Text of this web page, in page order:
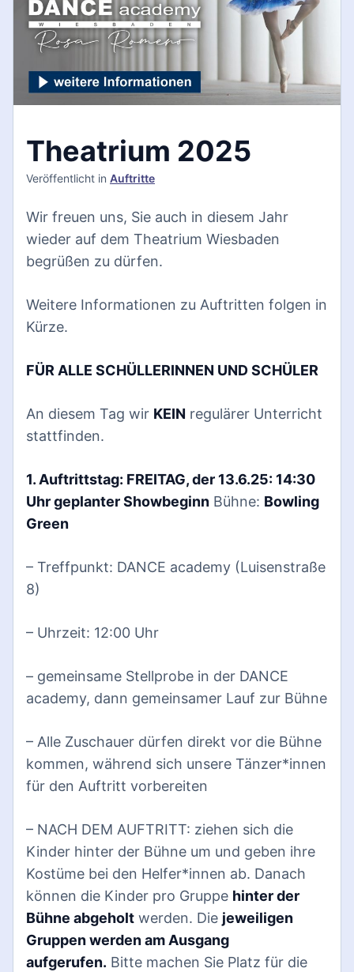
Theatrium 2025
Veröffentlicht in Auftritte
Wir freuen uns, Sie auch in diesem Jahr
wieder auf dem Theatrium Wiesbaden
begrüßen zu dürfen.
Weitere Informationen zu Auftritten folgen in
Kürze.
FÜR ALLE SCHÜLLERINNEN UND SCHÜLER
An diesem Tag wir KEIN regulärer Unterricht
stattfinden.
1. Auftrittstag: FREITAG, der 13.6.25: 14:30
Uhr geplanter Showbeginn Bühne: Bowling
Green
– Treffpunkt: DANCE academy (Luisenstraße
8)
– Uhrzeit: 12:00 Uhr
– gemeinsame Stellprobe in der DANCE
academy, dann gemeinsamer Lauf zur Bühne
– Alle Zuschauer dürfen direkt vor die Bühne
kommen, während sich unsere Tänzer*innen
für den Auftritt vorbereiten
– NACH DEM AUFTRITT: ziehen sich die
Kinder hinter der Bühne um und geben ihre
Kostüme bei den Helfer*innen ab. Danach
können die Kinder pro Gruppe hinter der
Bühne abgeholt werden. Die jeweiligen
Gruppen werden am Ausgang
aufgerufen. Bitte machen Sie Platz für die